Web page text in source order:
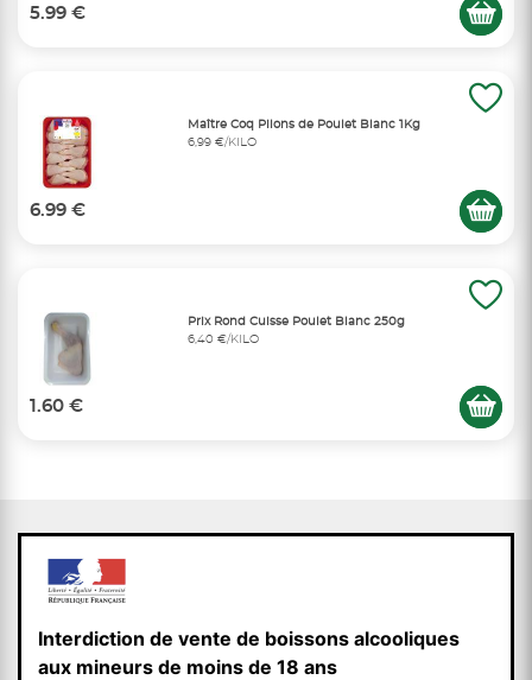
5.99 €
Maître Coq Pilons de Poulet Blanc 1Kg
6,99 €/KILO
6.99 €
Prix Rond Cuisse Poulet Blanc 250g
6,40 €/KILO
1.60 €
Interdiction de vente de boissons alcooliques
aux mineurs de moins de 18 ans